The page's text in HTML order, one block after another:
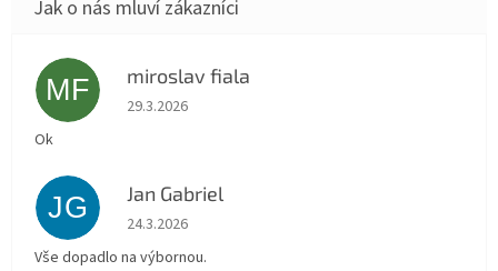
MF miroslav fiala
Hodnocení obchodu je 5 z 5 hvězdiček.
29.3.2026
Ok
JG Jan Gabriel
Hodnocení obchodu je 5 z 5 hvězdiček.
24.3.2026
Vše dopadlo na výbornou.